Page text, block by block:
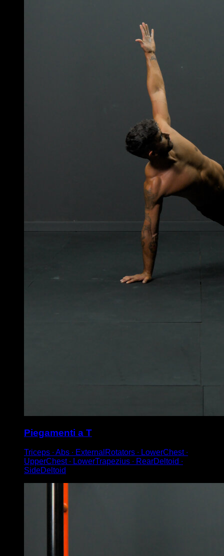
Piegamenti a T
Triceps ∙ Abs ∙ ExternalRotators ∙ LowerChest ∙
UpperChest ∙ LowerTrapezius ∙ RearDeltoid ∙
SideDeltoid